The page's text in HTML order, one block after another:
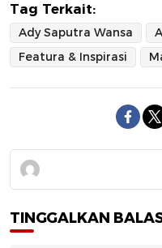
Tag Terkait:
Ady Saputra Wansa
Featura & Inspirasi
TINGGALKAN